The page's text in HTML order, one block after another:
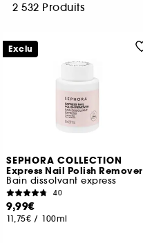
2 532 Produits
SEPHORA COLLECTION
Express Nail Polish Remover
Bain dissolvant express
40
9,99€
11,75€ / 100ml
Exclu